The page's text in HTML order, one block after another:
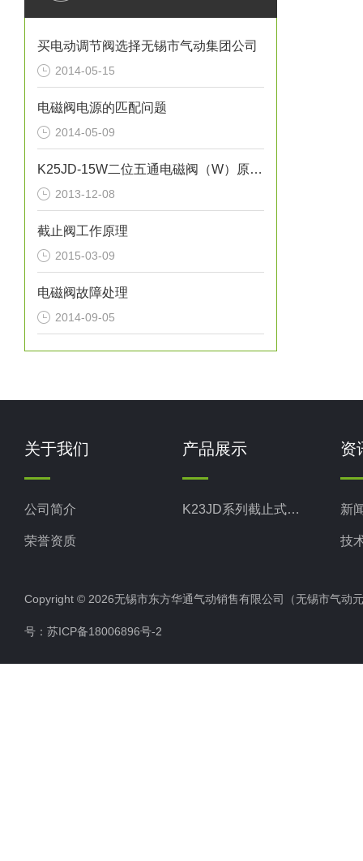
买电动调节阀选择无锡市气动集团公司
2014-05-15
电磁阀电源的匹配问题
2014-05-09
K25JD-15W二位五通电磁阀（W）原理（0510-85745374）
2013-12-08
截止阀工作原理
2015-03-09
电磁阀故障处理
2014-09-05
关于我们
公司简介
荣誉资质
产品展示
K23JD系列截止式换向阀
资
新
技
Copyright © 2026无锡市东方华通气动销售有限公司（无锡市气
号： 苏ICP备18006896号-2